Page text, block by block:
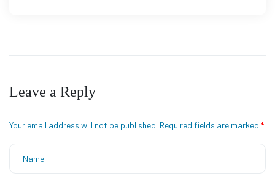
Leave a Reply
Your email address will not be published. Required fields are marked *